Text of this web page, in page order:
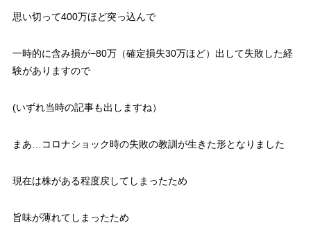
思い切って400万ほど突っ込んで
一時的に含み損が−80万（確定損失30万ほど）出して失敗した経
験がありますので
(いずれ当時の記事も出しますね）
まあ…コロナショック時の失敗の教訓が生きた形となりました
現在は株がある程度戻してしまったため
旨味が薄れてしまったため